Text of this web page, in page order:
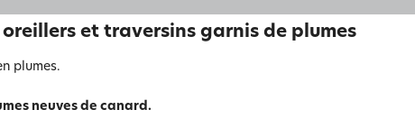
oreillers et traversins garnis de plumes
plumes.
neuves de canard.